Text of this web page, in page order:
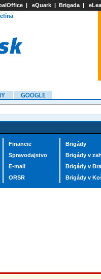
| eQuark | Brigada |
Financie
Spravodajstvo
E-mail
ORSR
Brigády
Brigády v
Brigády v
Brigády v